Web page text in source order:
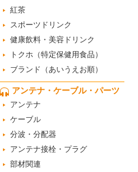
紅茶
スポーツドリンク
健康飲料・美容ドリンク
トクホ（特定保健用食品）
ブランド（あいうえお順）
アンテナ・ケーブル・パーツ
アンテナ
ケーブル
分波・分配器
アンテナ接栓・プラグ
部材関連